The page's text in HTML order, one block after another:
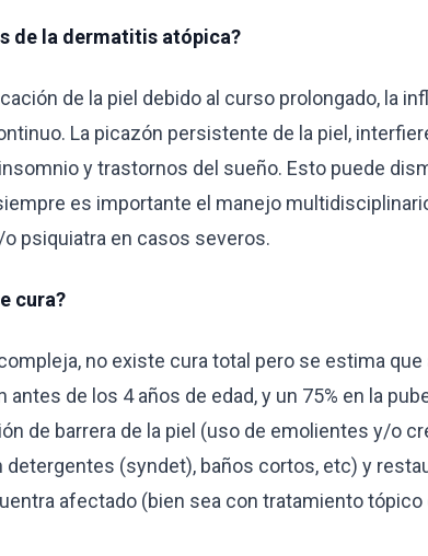
de la dermatitis atópica?
de la piel debido al curso prolongado, la
La picazón persistente de la piel,
y trastornos del sueño. Esto puede
es importante el manejo
psiquiatra en casos severos.
cura?
no existe cura total pero se estima que
de los 4 años de edad, y un 75% en la
de barrera de la piel (uso de emolientes y/o
detergentes (syndet), baños cortos, etc) y
afectado (bien sea con tratamiento tópico